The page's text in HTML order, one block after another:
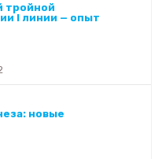
тройной
I линии — опыт
новые